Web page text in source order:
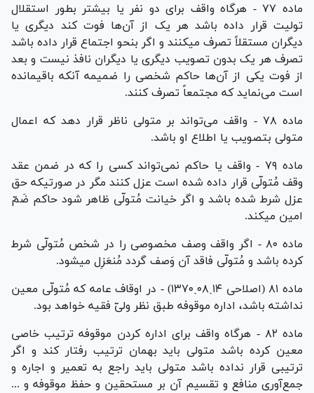
ماده ۷۷ - هرگاه واقف برای دو نفر یا بیشتر بطور استقلال
تولیت قرار داده باشد هر یک از آن‌ها فوت کند دیگری یا
دیگران مستقلاً تصرف میکنند و اگر بنحو اجتماع قرار داده باشد
تصرف هر یک بدون تصویب دیگری یا دیگران نافذ نیست و بعد
از فوت یکی از آن‌ها حاکم شخصی را ضمیمه آنکه باقیمانده
است می‌نماید که مجتمعاً تصرف کنند.
ماده ۷۸ - واقف می‌تواند بر متولی ناظر قرار دهد که اعمال
متولی بتصویب یا اطلاع او باشد.
ماده ۷۹ - واقف یا حاکم نمی‌تواند کسی را که در ضمن عقد
وقف مُتولّی قرار داده شده است عزل کنند مگر در صورتیکه حق
عزل شرط شده باشد و اگر خیانت مُتولّی ظاهر شود حاکم ضَمّ
امین میکند.
ماده ۸۰ - اگر واقف وصف مخصوصی را در شخص مُتولّی شرط
کرده باشد و مُتولّی فاقد آن وَصف گردد مُنعَزِل میشود.
ماده ۸۱ (اصلاحی ۱۴ˏ۰۸ˏ۱۳۷۰) - در اوقاف عامه که مُتولّی معین
نداشته باشد، اداره موقوفه طبق نظر ولیّ فقیه خواهد بود.
ماده ۸۲ - هرگاه واقف برای اداره کردن موقوفه ترتیب خاصی
معین کرده باشد متولی باید بهمان ترتیب رفتار کند و اگر
ترتیبی قرار نداده باشد متولی باید راجع به تعمیر و اجاره و
جمع‌آوری منافع و تقسیم آن بر مستحقین و حفظ موقوفه و ...